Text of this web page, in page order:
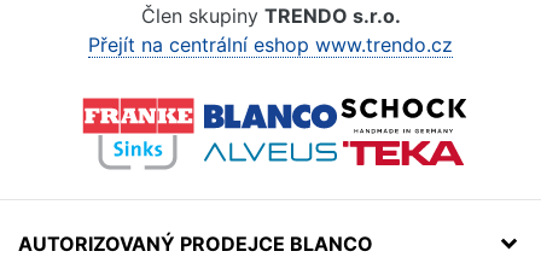
Člen skupiny TRENDO s.r.o.
Přejít na centrální eshop www.trendo.cz
AUTORIZOVANÝ PRODEJCE BLANCO